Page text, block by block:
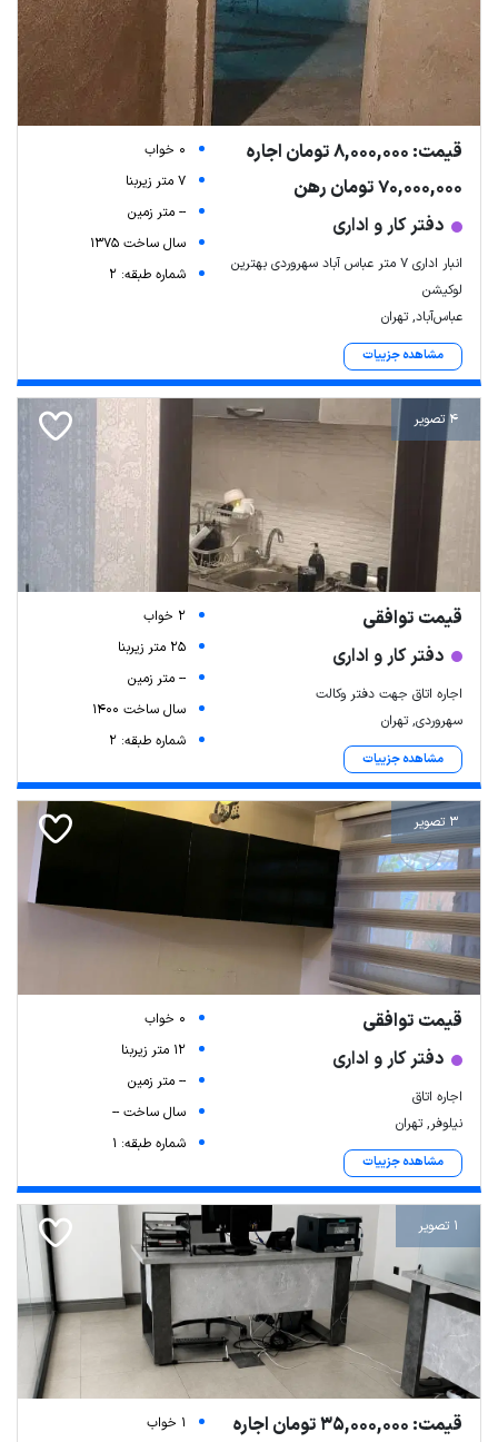
قیمت: 8,000,000 تومان اجاره
70,000,000 تومان رهن
دفتر کار و اداری
انبار اداری ۷ متر عباس آباد سهروردی بهترین
لوکیشن
عباس‌آباد, تهران
مشاهده جزییات
0 خواب
7 متر زیربنا
-- متر زمین
سال ساخت 1375
شماره طبقه: 2
4 تصویر
قیمت توافقی
دفتر کار و اداری
اجاره اتاق جهت دفتر وکالت
سهروردی, تهران
مشاهده جزییات
2 خواب
25 متر زیربنا
-- متر زمین
سال ساخت 1400
شماره طبقه: 2
3 تصویر
قیمت توافقی
دفتر کار و اداری
اجاره اتاق
نیلوفر, تهران
مشاهده جزییات
0 خواب
12 متر زیربنا
-- متر زمین
سال ساخت --
شماره طبقه: 1
1 تصویر
قیمت: 35,000,000 تومان اجاره
1 خواب